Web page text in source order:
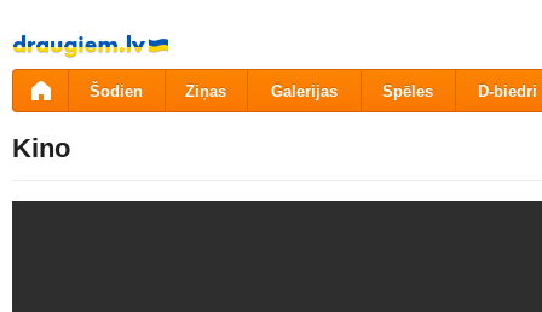
Pāriet
uz
saturu
Šodien Ziņas Galerijas Spēles D-biedri
Kino